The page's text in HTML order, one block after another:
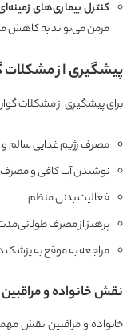
کنترل بیماری‌های
مزمن می‌تواند به کاهش
پیشگیری از
برای پیشگیری از مشکلات
مصرف رژیم غذایی سالم
نوشیدن آب کافی و مصرف
فعالیت بدنی منظم
پرهیز از مصرف
مراجعه به موقع به پزشک
نقش خانواده و
خانواده و مراقبین نقش